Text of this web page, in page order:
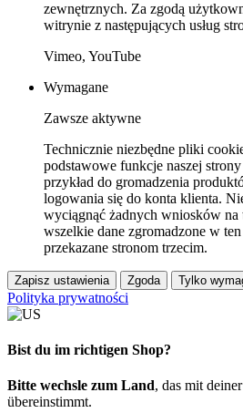
zewnętrznych. Za zgodą
witrynie z następujących usług
Vimeo, YouTube
Wymagane
Zawsze aktywne
Technicznie niezbędne pliki
podstawowe funkcje naszej
przykład do gromadzenia
logowania się do konta klienta.
wyciągnąć żadnych wniosków na
wszelkie dane zgromadzone w
przekazane stronom trzecim.
Zapisz ustawienia Zgoda Tylko
Polityka prywatności
Bist du im richtigen Shop?
Bitte wechsle zum Land, das mit
übereinstimmt.